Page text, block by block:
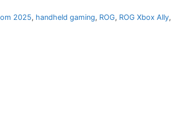
2025, handheld gaming, ROG, ROG Xbox Ally,